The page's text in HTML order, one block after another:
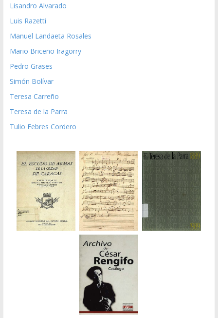
Lisandro Alvarado
Luis Razetti
Manuel Landaeta Rosales
Mario Briceño Iragorry
Pedro Grases
Simón Bolívar
Teresa Carreño
Teresa de la Parra
Tulio Febres Cordero